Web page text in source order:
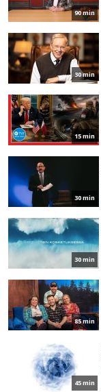
90 min
30 min
15 min
30 min
30 min
85 min
45 min